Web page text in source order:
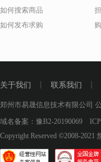
如何搜索商品
如何发布求购
关于我们 联系我们
郑州市易晟信息技术有限公司
域名备案： 豫B2-20190069 ICP
Copyright Reserved ©2008-2021